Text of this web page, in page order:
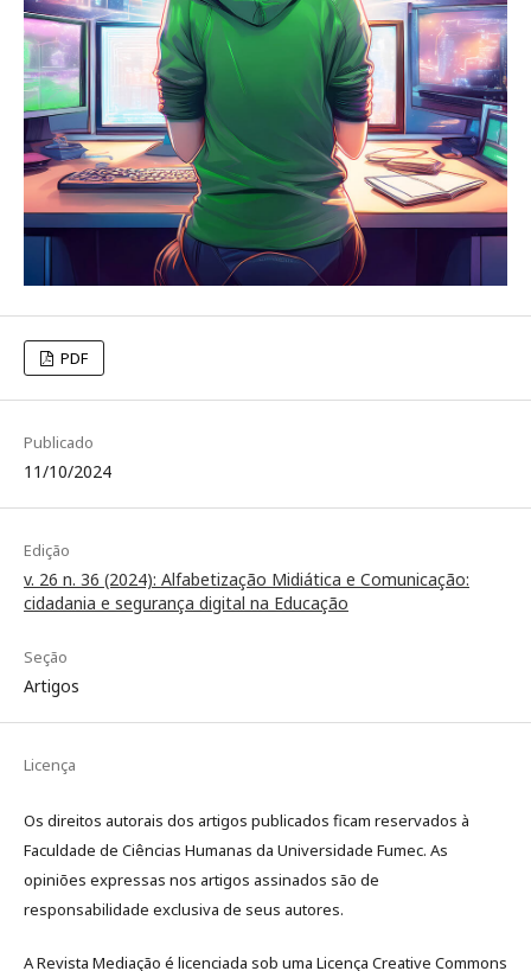
PDF
Publicado
11/10/2024
Edição
v. 26 n. 36 (2024): Alfabetização Midiática e Comunicação:
cidadania e segurança digital na Educação
Seção
Artigos
Licença
Os direitos autorais dos artigos publicados ficam reservados à
Faculdade de Ciências Humanas da Universidade Fumec. As
opiniões expressas nos artigos assinados são de
responsabilidade exclusiva de seus autores.
A Revista Mediação é licenciada sob uma Licença Creative Commons